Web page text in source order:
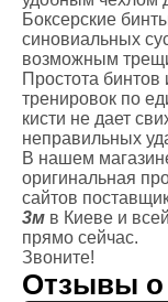
Боксерские
синовиальных
возможным
Простота
тренировок по
кисти не дает
неправильных
В нашем
оригинальная
сайтов
3м в Киеве и
прямо сейчас.
Звоните!
Отзывы о